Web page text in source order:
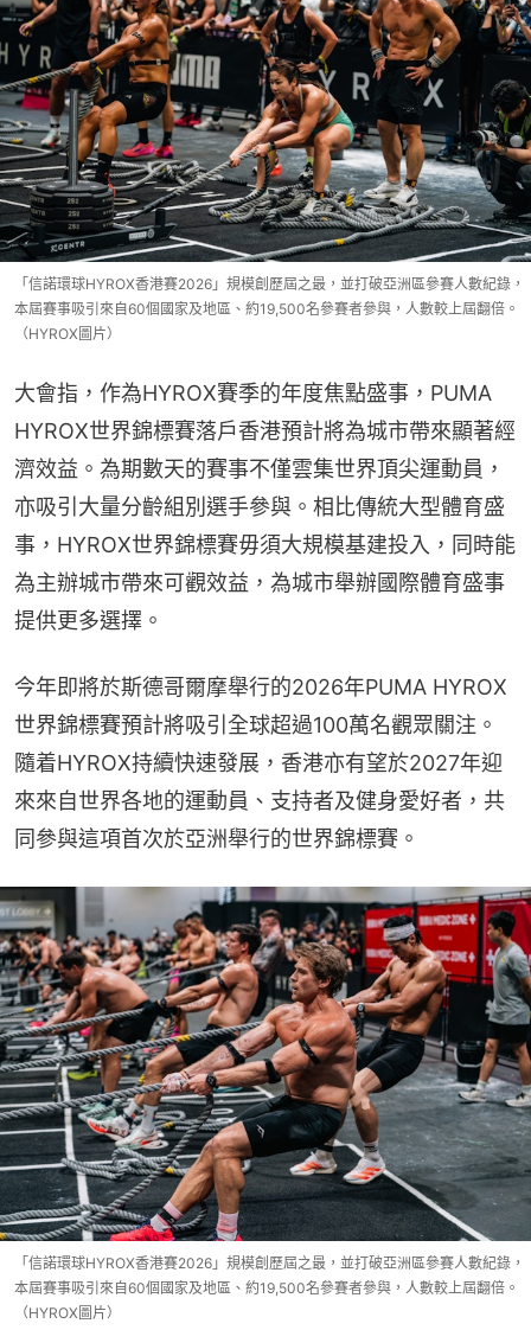
「信諾環球HYROX香港賽2026」規模創歷屆之最，並打破亞洲區參賽人數紀錄，
本屆賽事吸引來自60個國家及地區、約19,500名參賽者參與，人數較上屆翻倍。
（HYROX圖片）
大會指，作為HYROX賽季的年度焦點盛事，PUMA
HYROX世界錦標賽落戶香港預計將為城市帶來顯著經
濟效益。為期數天的賽事不僅雲集世界頂尖運動員，
亦吸引大量分齡組別選手參與。相比傳統大型體育盛
事，HYROX世界錦標賽毋須大規模基建投入，同時能
為主辦城市帶來可觀效益，為城市舉辦國際體育盛事
提供更多選擇。
今年即將於斯德哥爾摩舉行的2026年PUMA HYROX
世界錦標賽預計將吸引全球超過100萬名觀眾關注。
隨着HYROX持續快速發展，香港亦有望於2027年迎
來來自世界各地的運動員、支持者及健身愛好者，共
同參與這項首次於亞洲舉行的世界錦標賽。
「信諾環球HYROX香港賽2026」規模創歷屆之最，並打破亞洲區參賽人數紀錄，
本屆賽事吸引來自60個國家及地區、約19,500名參賽者參與，人數較上屆翻倍。
（HYROX圖片）